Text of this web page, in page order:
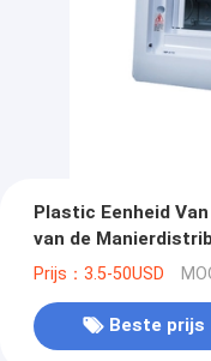
Plastic Eenheid
van de
Elektromcb
Prijs：3.5-50USD
Beste prijs